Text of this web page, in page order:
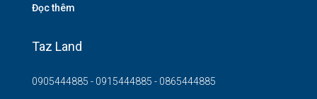
Đọc thêm
Taz Land
0905444885 - 0915444885 - 0865444885